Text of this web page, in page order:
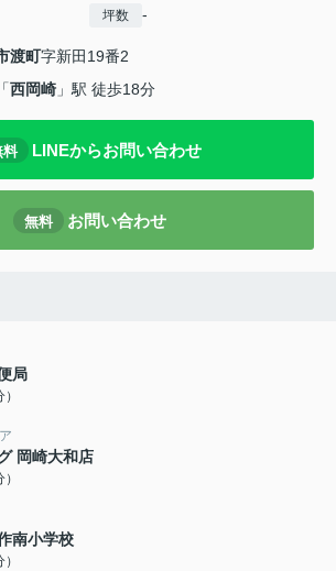
坪数 -
渡町字新田19番2
「西岡崎 」駅 徒歩18分
料 LINEからお問い合わせ
無料 お問い合わせ
局
岡崎大和店
南小学校